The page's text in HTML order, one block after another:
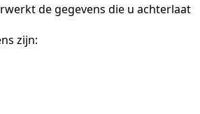
de gegevens die u achterlaat
zijn: